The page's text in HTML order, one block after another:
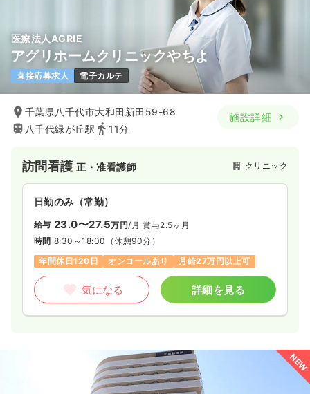
日祝休み
4週8休以上
月給32万円以上可
気になる 詳細を見る
内視鏡正・准看護師
日勤のみ（常勤） 一時募集休止
※経験5年の例
日祝休み
年間休日121日
担当業務未経験可
気になる 詳細を見る
日勤のみ（常勤）
万円〜/月
医療法人AGRIE
アグリホームクリニックやちよ
直接応募求人 電子カルテ
千葉県八千代市大和田新田59-68
八千代緑が丘駅
11分
施設詳細
訪問看護正・准看護師 クリニック
日勤のみ（常勤）
給与 23.0〜27.5万円/月 賞与2.5ヶ月
時間 8:30～18:00 （休憩90分）
年間休日120日
オンコールあり 月給27万円以上可
気になる 詳細を見る
NEW